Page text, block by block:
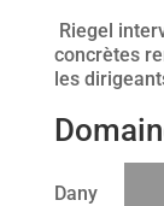
Riegel
concrètes
les
Dany